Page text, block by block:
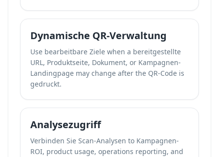
Dynamische QR-Verwaltung
Use bearbeitbare Ziele when a bereitgestellte
URL, Produktseite, Dokument, or Kampagnen-
Landingpage may change after the QR-Code is
gedruckt.
Analysezugriff
Verbinden Sie Scan-Analysen to Kampagnen-
ROI, product usage, operations reporting, and